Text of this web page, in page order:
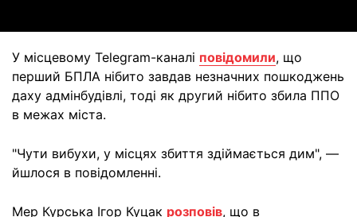
У місцевому Telegram-каналі повідомили, що
перший БПЛА нібито завдав незначних пошкоджень
даху адмінбудівлі, тоді як другий нібито збила ППО
в межах міста.
"Чути вибухи, у місцях збиття здіймається дим", —
йшлося в повідомленні.
Мер Курська Ігор Куцак розповів, що в